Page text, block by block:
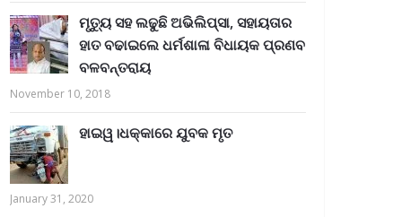
ମୃତ୍ୟୁ ସହ ଲଢୁଛି ଅଭିଲିପ୍ସା, ସହାୟତାର
ହାତ ବଢାଇଲେ ଧର୍ମଶାଳା ବିଧାୟକ ପ୍ରଣବ
ବଳବନ୍ତରାୟ
November 10, 2018
ହାଇୱ।ଧକ୍କାରେ ଯୁବକ ମୃତ
January 31, 2020